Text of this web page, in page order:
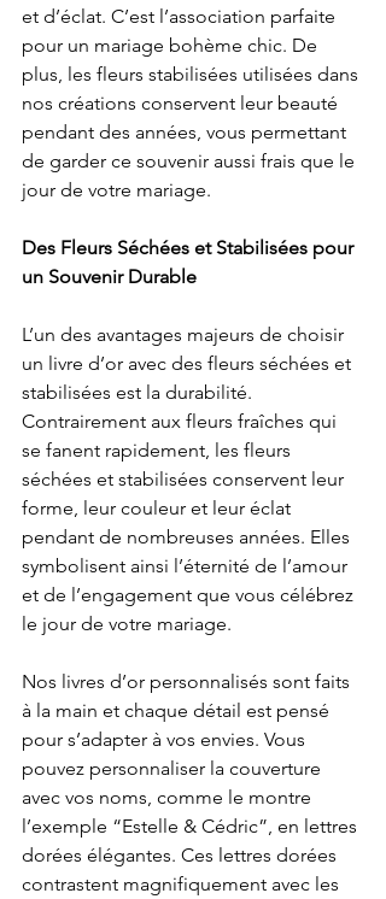
et d’éclat. C’est l’association parfaite
pour un mariage bohème chic. De
plus, les fleurs stabilisées utilisées dans
nos créations conservent leur beauté
pendant des années, vous permettant
de garder ce souvenir aussi frais que le
jour de votre mariage.
Des Fleurs Séchées et Stabilisées pour
un Souvenir Durable
L’un des avantages majeurs de choisir
un livre d’or avec des fleurs séchées et
stabilisées est la durabilité.
Contrairement aux fleurs fraîches qui
se fanent rapidement, les fleurs
séchées et stabilisées conservent leur
forme, leur couleur et leur éclat
pendant de nombreuses années. Elles
symbolisent ainsi l’éternité de l’amour
et de l’engagement que vous célébrez
le jour de votre mariage.
Nos livres d’or personnalisés sont faits
à la main et chaque détail est pensé
pour s’adapter à vos envies. Vous
pouvez personnaliser la couverture
avec vos noms, comme le montre
l’exemple “Estelle & Cédric”, en lettres
dorées élégantes. Ces lettres dorées
contrastent magnifiquement avec les